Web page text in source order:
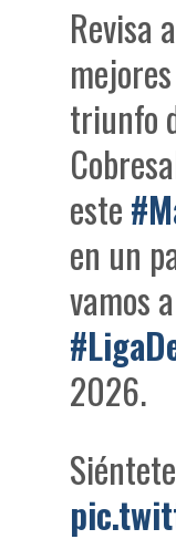
Revisa
triunfo
este
en un
vamos
2026.